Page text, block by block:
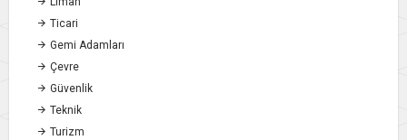
Ticari
Gemi Adamları
Çevre
Güvenlik
Teknik
Turizm